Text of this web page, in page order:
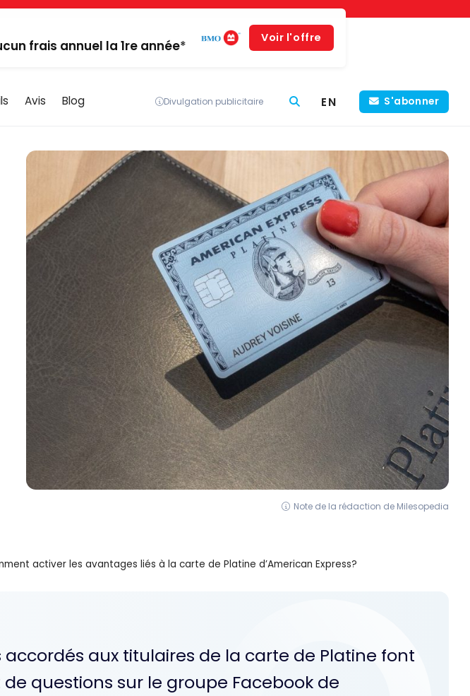
frais annuel la 1re année*
Voir l'offre
Avis Blog Divulgation publicitaire EN S'abonner
Note de la rédaction de Milesopedia
activer les avantages liés à la carte de Platine d’American Express?
accordés aux titulaires de la carte de Platine font
questions sur le groupe Facebook de